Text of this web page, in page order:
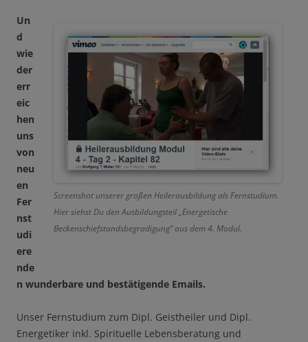
Screenshot unserer großen Heilerausbildung als Fernstudium.
Hier siehst Du den Ausbildungsteil „Energetische
Beckenschiefstandsbegradigung“ aus dem 4. Modul.
Un
d
wie
der
err
eic
hen
uns
von
neu
en
Fer
nst
udi
ere
nde
n wunderbare und bestätigende Emails.
Unser Fernstudium zum Dipl. Geistheiler und Dipl.
Energetiker inkl. Spirituelle Lebensberatung und